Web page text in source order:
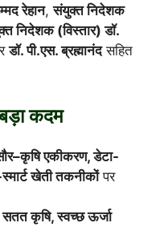
रेहान,संयुक्त निदेशक
निदेशक (विस्तार) डॉ.
डॉ. पी.एस. ब्रह्मानंदसहित
कदम
एकीकरण, डेटा-
खेती तकनीकोंपर
सतत कृषि, स्वच्छ ऊर्जा